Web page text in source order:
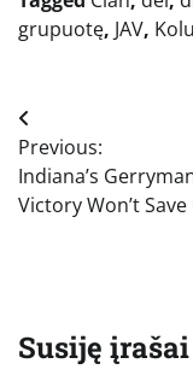
grupuotę, JAV,
Navigacija
tarp
įrašų
Previous:
Indiana’s
Victory Won’t Save
Susiję įrašai